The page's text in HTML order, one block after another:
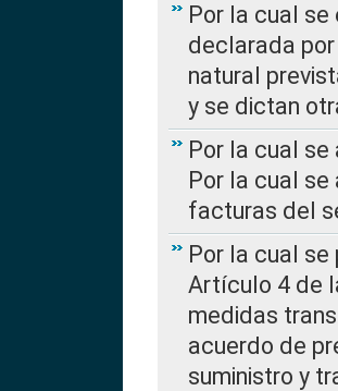
Por la cual
declarada
natural
y se dictan
Por la cual se
Por la cual
facturas del
Por la cual
Artículo 4 de
medidas
acuerdo de
suministro y